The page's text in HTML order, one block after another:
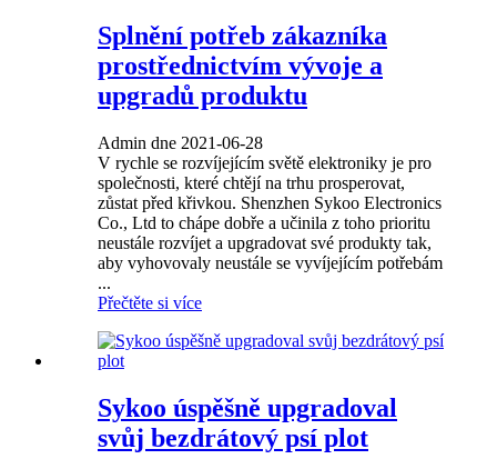
Splnění potřeb zákazníka
prostřednictvím vývoje a
upgradů produktu
Admin dne 2021-06-28
V rychle se rozvíjejícím světě elektroniky je pro
společnosti, které chtějí na trhu prosperovat,
zůstat před křivkou. Shenzhen Sykoo Electronics
Co., Ltd to chápe dobře a učinila z toho prioritu
neustále rozvíjet a upgradovat své produkty tak,
aby vyhovovaly neustále se vyvíjejícím potřebám
...
Přečtěte si více
Sykoo úspěšně upgradoval
svůj bezdrátový psí plot